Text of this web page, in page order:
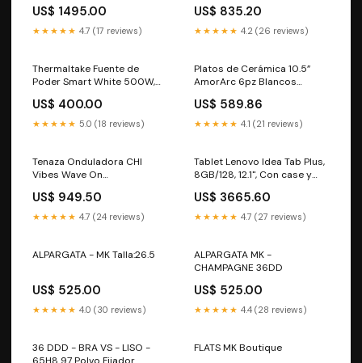
US$ 1495.00
★★★★★ 4.7 (17 reviews)
US$ 835.20
★★★★★ 4.2 (26 reviews)
Thermaltake Fuente de
Poder Smart White 500W,
ESTETICO)
US$ 400.00
★★★★★ 5.0 (18 reviews)
Platos de Cerámica 10.5”
AmorArc 6pz Blancos
US$ 589.86
★★★★★ 4.1 (21 reviews)
Tenaza Onduladora CHI
Vibes Wave On
US$ 949.50
★★★★★ 4.7 (24 reviews)
Tablet Lenovo Idea Tab Plus,
8GB/128, 12.1", Con case y
US$ 3665.60
★★★★★ 4.7 (27 reviews)
ALPARGATA - MK Talla:26.5
US$ 525.00
★★★★★ 4.0 (30 reviews)
ALPARGATA MK -
CHAMPAGNE 36DD
US$ 525.00
★★★★★ 4.4 (28 reviews)
36 DDD - BRA VS - LISO -
65H8 97 Polvo Fijador
FLATS MK Boutique